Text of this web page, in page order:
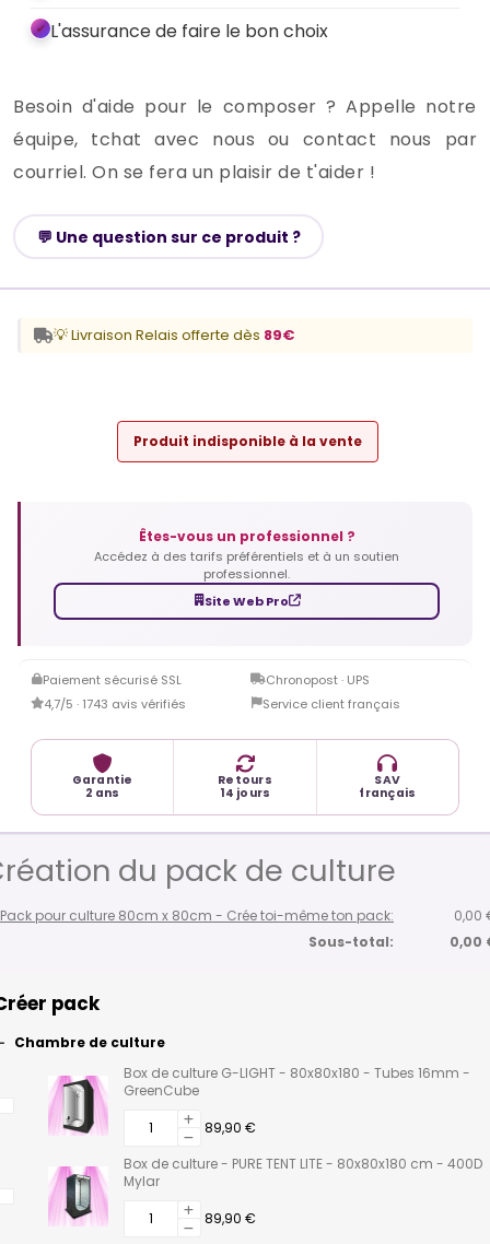
L'assurance de faire le bon choix
Besoin d'aide pour le composer ? Appelle notre
équipe, tchat avec nous ou contact nous par
courriel. On se fera un plaisir de t'aider !
💬 Une question sur ce produit ?
💡 Livraison Relais offerte dès 89€
Produit indisponible à la vente
Êtes-vous un professionnel ?
Accédez à des tarifs préférentiels et à un soutien
professionnel.
Site Web Pro
Paiement sécurisé SSL
Chronopost · UPS
4,7/5 · 1743 avis vérifiés
Service client français
Garantie
2 ans
Retours
14 jours
SAV
français
du pack de culture
Pack pour culture 80cm x 80cm - Crée toi-même ton pack:
0,00
Sous-total:
0,00
pack
Chambre de culture
Box de culture G-LIGHT - 80x80x180 - Tubes 16mm -
GreenCube
89,90 €
Box de culture - PURE TENT LITE - 80x80x180 cm - 400D
Mylar
89,90 €